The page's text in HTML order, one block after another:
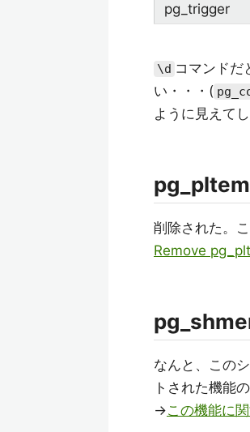
pg_trigger
\d コマンドだ
い・・・(
ように見えて
削除された。
Remove
なんと、この
トされた機能
→この機能に